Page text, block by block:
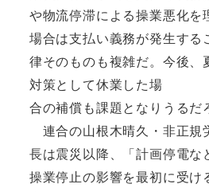
や物流停滞による操業悪化を
場合は支払い義務が発生する
律そのものも複雑だ。今後、
対策として休業した場
合の補償も課題となりうるだ
連合の山根木晴久・非正規
長は震災以降、「計画停電な
操業停止の影響を最初に受け